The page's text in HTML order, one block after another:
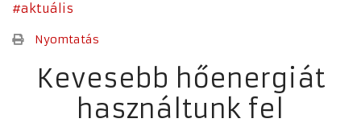
aktuális
Nyomtatás
Kevesebb hőenergiát
használtunk fel